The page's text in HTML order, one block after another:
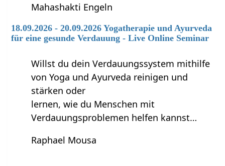
Mahashakti Engeln
18.09.2026 - 20.09.2026 Yogatherapie und Ayurveda
für eine gesunde Verdauung - Live Online Seminar
Willst du dein Verdauungssystem mithilfe
von Yoga und Ayurveda reinigen und
stärken oder
lernen, wie du Menschen mit
Verdauungsproblemen helfen kannst…
Raphael Mousa